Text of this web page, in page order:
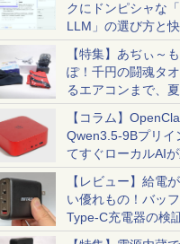
クにドンピシャな
LLM」の選び方と
【特集】あぢぃ～
ぽ！千円の闘魂タ
るエアコンまで、夏
ッズ一挙紹介
【コラム】
Qwen3.5-9Bプリイ
てすぐローカルAIが
PC「SER9 Pro」
【レビュー】給電
い優れもの！バッ
Type-C充電器の検
ったこと